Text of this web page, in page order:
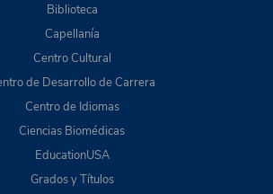
Biblioteca
Capellanía
Centro Cultural
de Desarrollo de Carrera
Centro de Idiomas
Ciencias Biomédicas
EducationUSA
Grados y Títulos